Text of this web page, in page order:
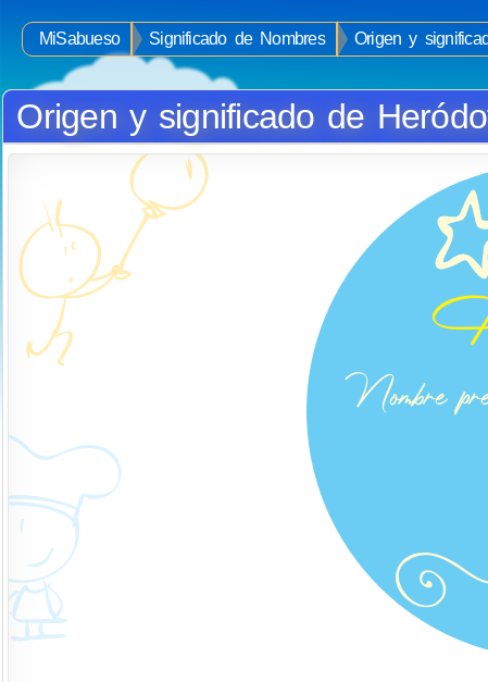
MiSabueso Significado de Nombres
Origen y
Origen y significado de